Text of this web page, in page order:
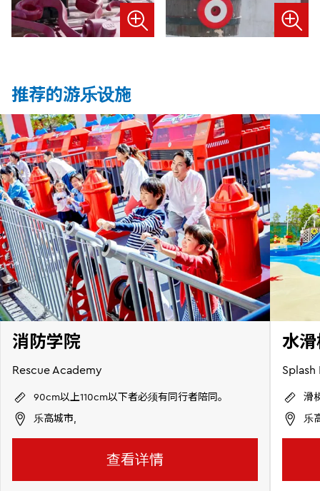
推荐的游乐设施
消防学院
Rescue Academy
90cm以上110cm以下者必须有同行者陪同。
乐高城市,
查看详情
水
Splash
滑
乐